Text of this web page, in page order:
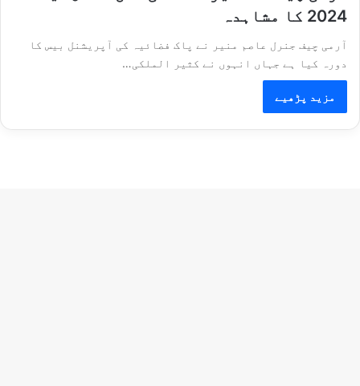
2024 کا مشاہدہ
آرمی چیف جنرل عاصم منیر نے پاک فضائیہ کی آپریشنل بیس کا
دورہ کیا ہے جہاں انہوں نے کثیر الملکی…
مزید پڑھیے